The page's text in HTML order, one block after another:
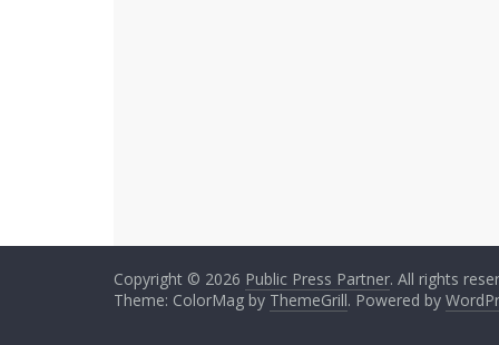
Copyright © 2026 Public Press Partner. All rights
Theme: ColorMag by ThemeGrill. Powered by